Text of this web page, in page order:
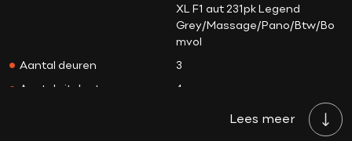
XL F1 aut 231pk Legend
Grey/Massage/Pano/Btw/Bo
mvol
Aantal deuren 3
Aantal zitplaatsen 4
Lees meer